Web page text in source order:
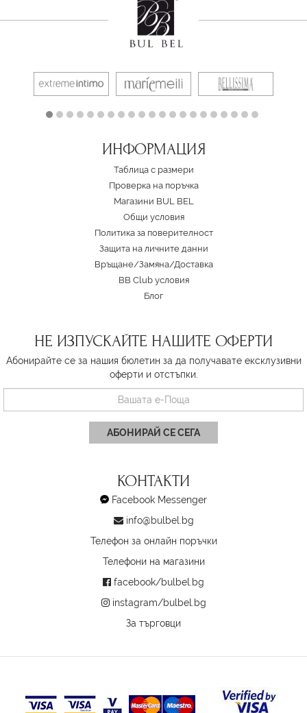
ИНФОРМАЦИЯ
Таблица с размери
Проверка на поръчка
Магазини BUL BEL
Oбщи условия
Политика за поверителност
Защита на личните данни
Връщане/Замяна/Доставка
BB Club условия
Блог
НЕ ИЗПУСКАЙТЕ НАШИТЕ ОФЕРТИ
Абонирайте се за нашия бюлетин за да получавате ексклузивни
оферти и отстъпки.
АБОНИРАЙ СЕ СЕГА
КОНТАКТИ
Facebook Messenger
info@bulbel.bg
Телефон за онлайн поръчки
Телефони на магазини
facebook/bulbel.bg
instagram/bulbel.bg
За търговци